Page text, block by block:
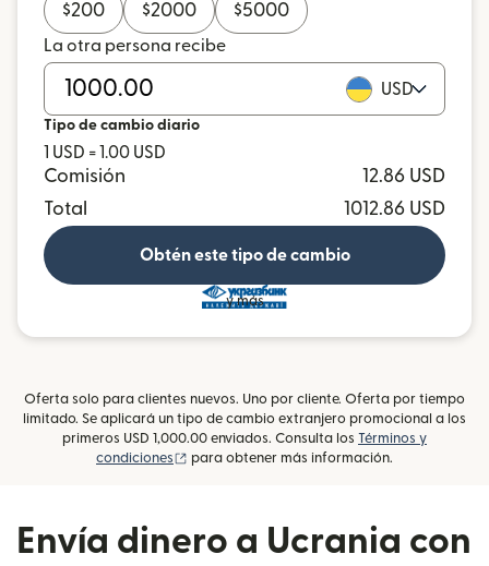
$200 $2000 $5000
La otra persona recibe
USD
Tipo de cambio diario
1 USD = 1.00 USD
Comisión
12.86 USD
Total
1012.86 USD
Obtén este tipo de cambio
y más
Oferta solo para clientes nuevos. Uno por cliente. Oferta por tiempo
limitado. Se aplicará un tipo de cambio extranjero promocional a los
primeros USD 1,000.00 enviados. Consulta los Términos y
condiciones
(se abre en una ventana nueva)
para obtener más información.
Envía dinero a Ucrania con